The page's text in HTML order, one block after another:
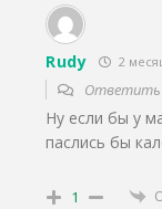
Rudy 2
Ну если бы у
паслись бы
1